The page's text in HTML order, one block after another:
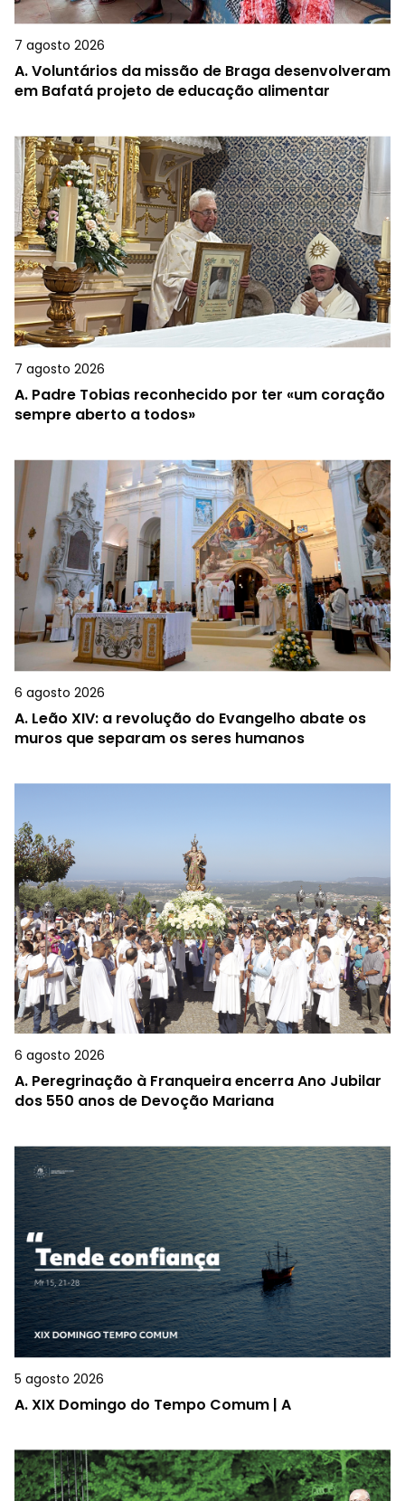
7 agosto 2026
A.Voluntários da missão de Braga desenvolveram
em Bafatá projeto de educação alimentar
7 agosto 2026
A. Padre Tobias reconhecido por ter «um coração
sempre aberto a todos»
6 agosto 2026
A. Leão XIV: a revolução do Evangelho abate os
muros que separam os seres humanos
6 agosto 2026
A. Peregrinação à Franqueira encerra Ano Jubilar
dos 550 anos de Devoção Mariana
5 agosto 2026
A.XIX Domingo do Tempo Comum | A